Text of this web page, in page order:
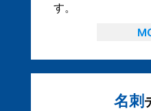
す。
名刺